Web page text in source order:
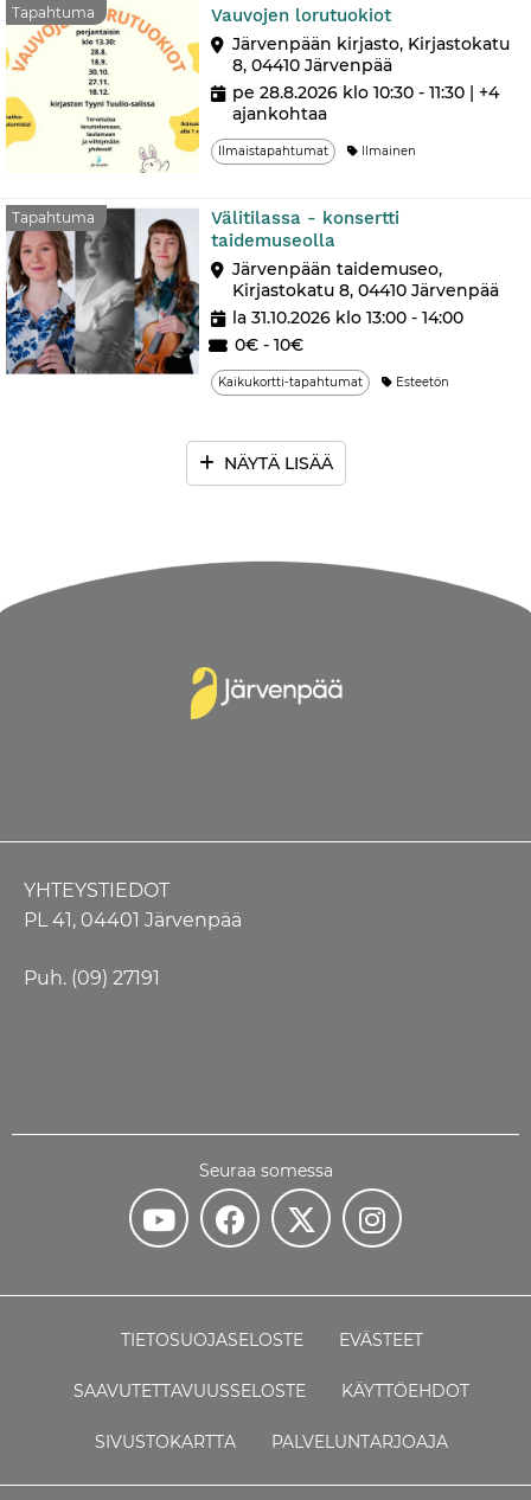
Tapahtuma Vauvojen lorutuokiotTapahtuma
Järvenpään kirjasto, Kirjastokatu
8, 04410 Järvenpää
pe 28.8.2026 klo 10:30 - 11:30 | +4
ajankohtaa
Ilmaistapahtumat Ilmainen
Tapahtuma
Välitilassa - konsertti
taidemuseolla
Järvenpään taidemuseo,
Kirjastokatu 8, 04410 Järvenpää
la 31.10.2026 klo 13:00 - 14:00
0€ - 10€
Kaikukortti-tapahtumat Esteetön
NÄYTÄ LISÄÄ
YHTEYSTIEDOT
PL 41, 04401 Järvenpää
Puh. (09) 27191
Seuraa somessa
TIETOSUOJASELOSTE EVÄSTEET
SAAVUTETTAVUUSSELOSTE KÄYTTÖEHDOT
SIVUSTOKARTTA PALVELUNTARJOAJA